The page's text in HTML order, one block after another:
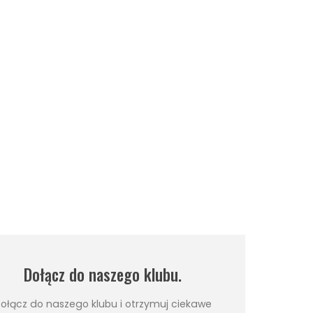
Dołącz do naszego klubu.
do naszego klubu i otrzymuj ciekawe